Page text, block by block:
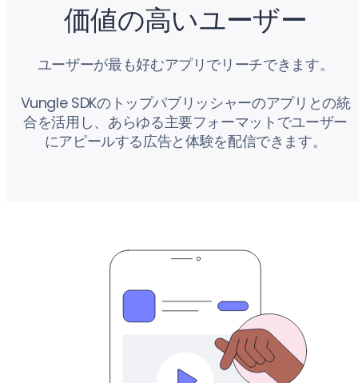
価値の高いユーザー
ユーザーが最も好むアプリでリーチできます。
Vungle SDKのトップパブリッシャーのアプリとの統
合を活用し、あらゆる主要フォーマットでユーザー
にアピールする広告と体験を配信できます。